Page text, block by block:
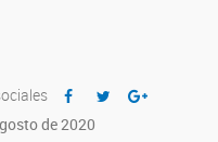
de 2020